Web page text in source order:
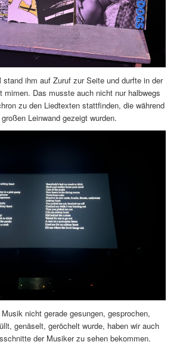
ihm auf Zuruf zur Seite und durfte in der
mimen. Das musste auch nicht nur halbwegs
zu den Liedtexten stattfinden, die während
Leinwand gezeigt wurden.
nicht gerade gesungen, gesprochen,
genäselt, geröchelt wurde, haben wir auch
der Musiker zu sehen bekommen.